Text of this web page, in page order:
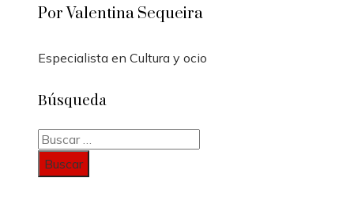
Por Valentina Sequeira
Especialista en Cultura y ocio
Búsqueda
Buscar: